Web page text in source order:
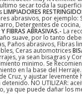
secar toda la
LIMPIADORES
abrasivos, por ejemplo:
Detergentes de
FIBRAS ABRASIVAS.- La
suave, por lo tanto
Paños abrasivos, Fibras
Ceras automotrices
ya sean bisagras y
minimo. Se
en la base del
Cruz, y ajustar levemente
NO UTILIZAR:
ya que puede dañar los